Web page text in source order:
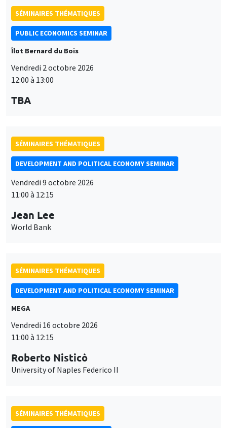
SÉMINAIRES THÉMATIQUES
PUBLIC ECONOMICS SEMINAR
Îlot Bernard du Bois
Vendredi 2 octobre 2026
12:00 à 13:00
TBA
SÉMINAIRES THÉMATIQUES
DEVELOPMENT AND POLITICAL ECONOMY SEMINAR
Vendredi 9 octobre 2026
11:00 à 12:15
Jean Lee
World Bank
SÉMINAIRES THÉMATIQUES
DEVELOPMENT AND POLITICAL ECONOMY SEMINAR
MEGA
Vendredi 16 octobre 2026
11:00 à 12:15
Roberto Nisticò
University of Naples Federico II
SÉMINAIRES THÉMATIQUES